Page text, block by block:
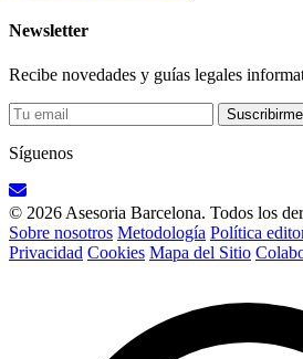
Newsletter
Recibe novedades y guías legales
Suscribirme
Síguenos
© 2026 Asesoria Barcelona. Todos los
Sobre nosotros Metodología Política
Privacidad Cookies Mapa del Sitio